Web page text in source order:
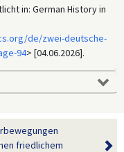
in: German History in
de/zwei-deutsche-
94> [04.06.2026].
friedlichem